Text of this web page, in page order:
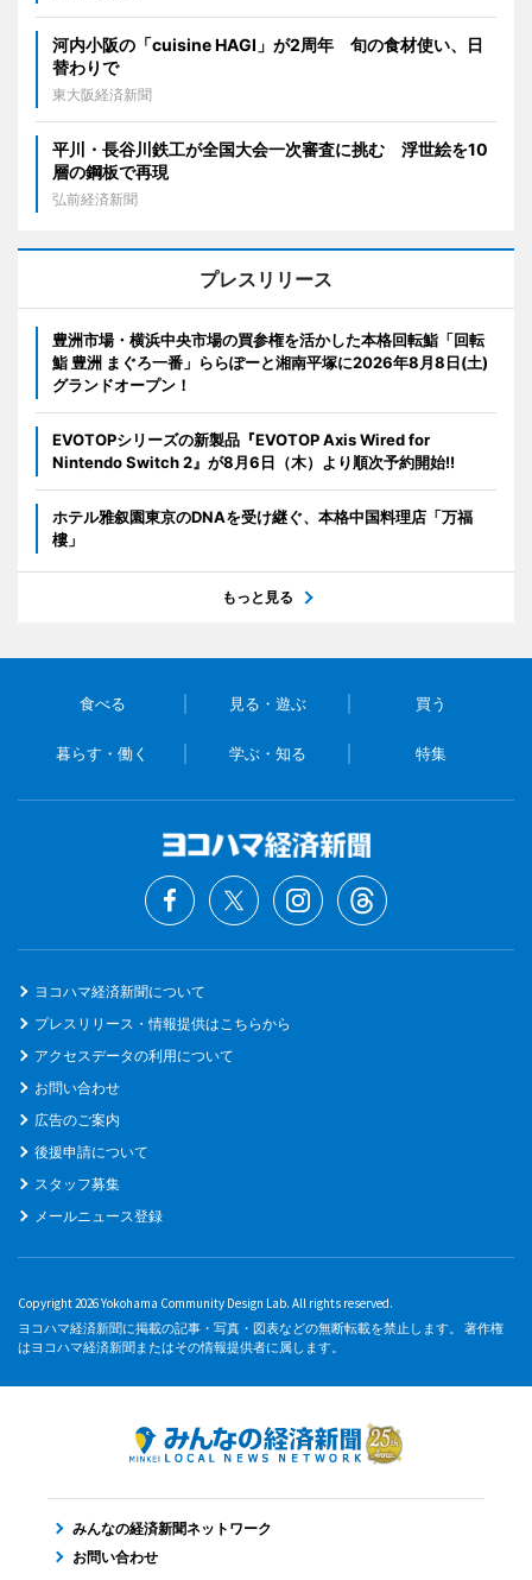
河内小阪の「cuisine HAGI」が2周年 旬の食材使い、日
替わりで
東大阪経済新聞
平川・長谷川鉄工が全国大会一次審査に挑む 浮世絵を10
層の鋼板で再現
弘前経済新聞
プレスリリース
豊洲市場・横浜中央市場の買参権を活かした本格回転鮨「回転
鮨 豊洲 まぐろ一番」ららぽーと湘南平塚に2026年8月8日(土)
グランドオープン！
EVOTOPシリーズの新製品『EVOTOP Axis Wired for
Nintendo Switch 2』が8月6日（木）より順次予約開始!!
ホテル雅叙園東京のDNAを受け継ぐ、本格中国料理店「万福
樓」
もっと見る
食べる 見る・遊ぶ 買う
暮らす・働く 学ぶ・知る 特集
ヨコハマ経済新聞について
プレスリリース・情報提供はこちらから
アクセスデータの利用について
お問い合わせ
広告のご案内
後援申請について
スタッフ募集
メールニュース登録
Copyright 2026 Yokohama Community Design Lab. All rights reserved.
ヨコハマ経済新聞に掲載の記事・写真・図表などの無断転載を禁止します。 著作権
はヨコハマ経済新聞またはその情報提供者に属します。
みんなの経済新聞ネットワーク
お問い合わせ